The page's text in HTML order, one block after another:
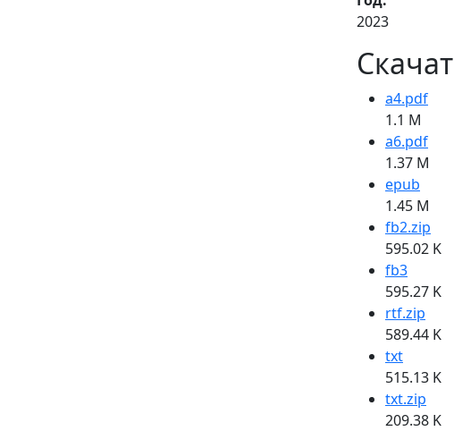
2023
a4.pdf
1.1 M
a6.pdf
1.37 M
epub
1.45 M
fb2.zip
595.02 K
fb3
595.27 K
rtf.zip
589.44 K
txt
515.13 K
txt.zip
209.38 K